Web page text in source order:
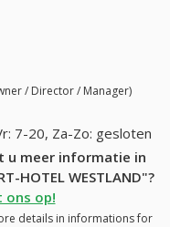
/ Director / Manager)
7-20, Za-Zo: gesloten
u meer informatie in
HOTEL WESTLAND"?
ons op!
details in informations for